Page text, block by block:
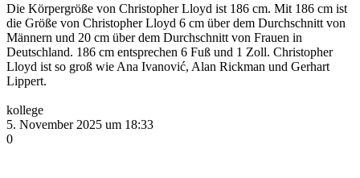
Die Körpergröße von Christopher Lloyd ist 186 cm. Mit 186 cm ist
die Größe von Christopher Lloyd 6 cm über dem Durchschnitt von
Männern und 20 cm über dem Durchschnitt von Frauen in
Deutschland. 186 cm entsprechen 6 Fuß und 1 Zoll. Christopher
Lloyd ist so groß wie Ana Ivanović, Alan Rickman und Gerhart
Lippert.
kollege
5. November 2025 um 18:33
0